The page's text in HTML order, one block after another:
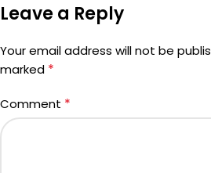
Leave a Reply
Your email address will not be
marked *
Comment *